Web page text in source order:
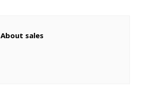
About sales